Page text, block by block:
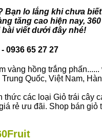
lo lắng khi chưa
tăng cao hiện nay,
viết dưới đây nhé!
0936 65 27 27
vàng hồng trắng
Quốc, Việt Nam,
thức các loại Giỏ trái cây
rẻ ưu đãi. Shop bán